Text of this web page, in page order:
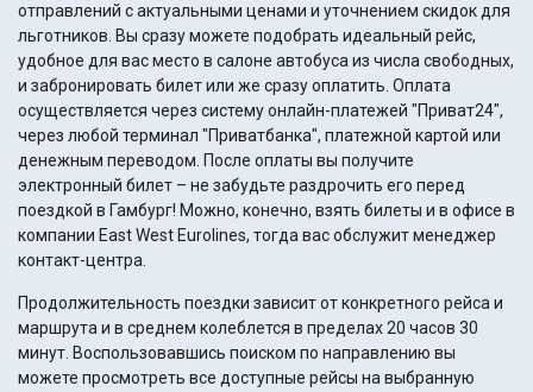
отправлений с актуальными ценами и уточнением скидок для
льготников. Вы сразу можете подобрать идеальный рейс,
удобное для вас место в салоне автобуса из числа свободных,
и забронировать билет или же сразу оплатить. Оплата
осуществляется через систему онлайн-платежей "Приват24",
через любой терминал "Приватбанка", платежной картой или
денежным переводом. После оплаты вы получите
электронный билет – не забудьте раздрочить его перед
поездкой в Гамбург! Можно, конечно, взять билеты и в офисе в
компании East West Eurolines, тогда вас обслужит менеджер
контакт-центра.
Продолжительность поездки зависит от конкретного рейса и
маршрута и в среднем колеблется в пределах 20 часов 30
минут. Воспользовавшись поиском по направлению вы
можете просмотреть все доступные рейсы на выбранную